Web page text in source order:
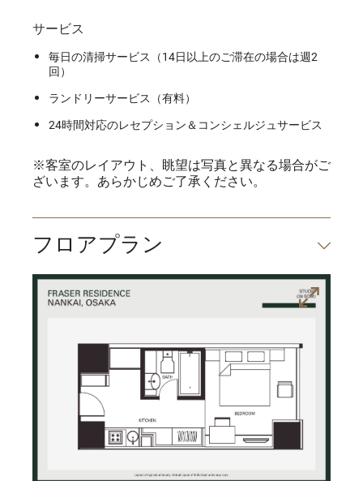
サービス
毎日の清掃サービス（14日以上のご滞在の場合は週2
回）
ランドリーサービス（有料）
24時間対応のレセプション＆コンシェルジュサービス
※客室のレイアウト、眺望は写真と異なる場合がご
ざいます。あらかじめご了承ください。
フロアプラン